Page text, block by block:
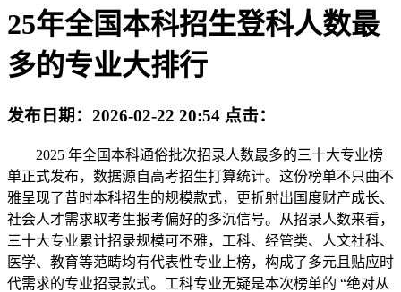
25年全国本科招生登科人数最
多的专业大排行
发布日期： 2026-02-22 20:54 点击：
2025 年全国本科通俗批次招录人数最多的三十大专业榜
单正式发布，数据源自高考招生打算统计。这份榜单不只曲不
雅呈现了昔时本科招生的规模款式，更折射出国度财产成长、
社会人才需求取考生报考偏好的多沉信号。从招录人数来看，
三十大专业累计招录规模可不雅，工科、经管类、人文社科、
医学、教育等范畴均有代表性专业上榜，构成了多元且贴应时
代需求的专业招录款式。工科专业无疑是本次榜单的 “绝对从